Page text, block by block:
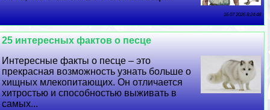
16 07 2026 8:24:48
25 интересных фактов о песце
Интересные факты о песце – это
прекрасная возможность узнать больше о
хищных млекопитающих. Он отличается
хитростью и способностью выживать в
самых...